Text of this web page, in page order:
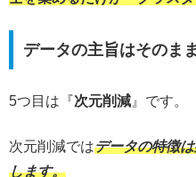
データの主旨はそのま
5つ目は『 次元削減』です。
次元削減ではデータの特徴
します。